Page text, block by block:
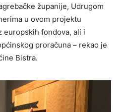
županije, Udrugom
u ovom projektu
europskih fondova, ali i
proračuna – rekao je
Bistra.